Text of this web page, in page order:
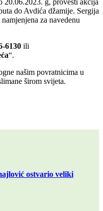
20.06.2023. g, provesti akcija
do Avdića džamije. Sergija
za navedenu
6130 ili
“.
našim povratnicima u
širom svijeta.
ostvario veliki